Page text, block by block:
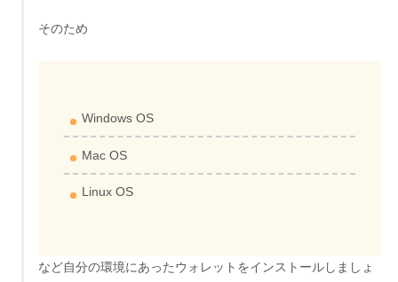
そのため
Windows OS
Mac OS
Linux OS
など自分の環境にあったウォレットをインストールしましょ